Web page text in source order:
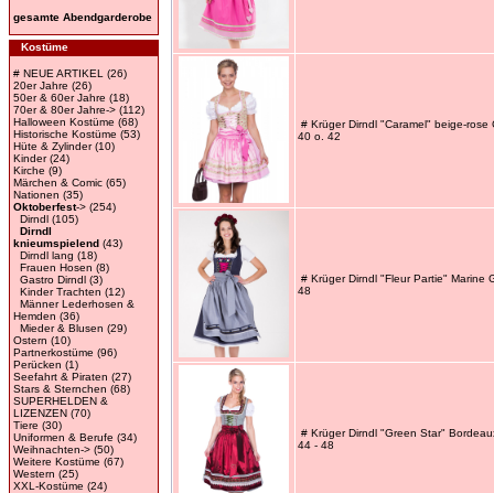
gesamte Abendgarderobe
Kostüme
# NEUE ARTIKEL
(26)
20er Jahre (26)
50er & 60er Jahre (18)
70er & 80er Jahre-> (112)
Halloween Kostüme (68)
Historische Kostüme (53)
Hüte & Zylinder(10)
Kinder(24)
Kirche (9)
Märchen & Comic (65)
Nationen (35)
Oktoberfest-> (254)
Dirndl (105)
Dirndl
knieumspielend (43)
Dirndl lang (18)
Frauen Hosen (8)
Gastro Dirndl (3)
Kinder Trachten (12)
Männer Lederhosen &
Hemden (36)
Mieder & Blusen (29)
Ostern (10)
Partnerkostüme (96)
Perücken (1)
Seefahrt & Piraten (27)
Stars & Sternchen (68)
SUPERHELDEN &
LIZENZEN (70)
Tiere (30)
Uniformen & Berufe (34)
Weihnachten-> (50)
Weitere Kostüme (67)
Western (25)
XXL-Kostüme (24)
# Krüger Dirndl "Caramel" beige-rose
40 o. 42
# Krüger Dirndl "Fleur Partie" Marine
48
# Krüger Dirndl "Green Star"
44 - 48